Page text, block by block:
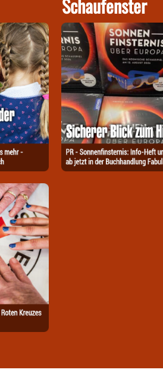
Schaufenster